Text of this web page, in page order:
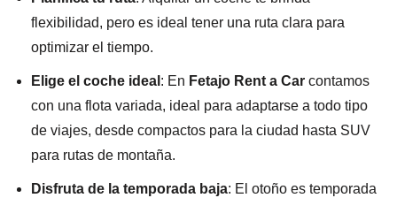
flexibilidad, pero es ideal tener una ruta clara para
optimizar el tiempo.
Elige el coche ideal : En Fetajo Rent a Car contamos
con una flota variada, ideal para adaptarse a todo tipo
de viajes, desde compactos para la ciudad hasta SUV
para rutas de montaña.
Disfruta de la temporada baja: El otoño es temporada